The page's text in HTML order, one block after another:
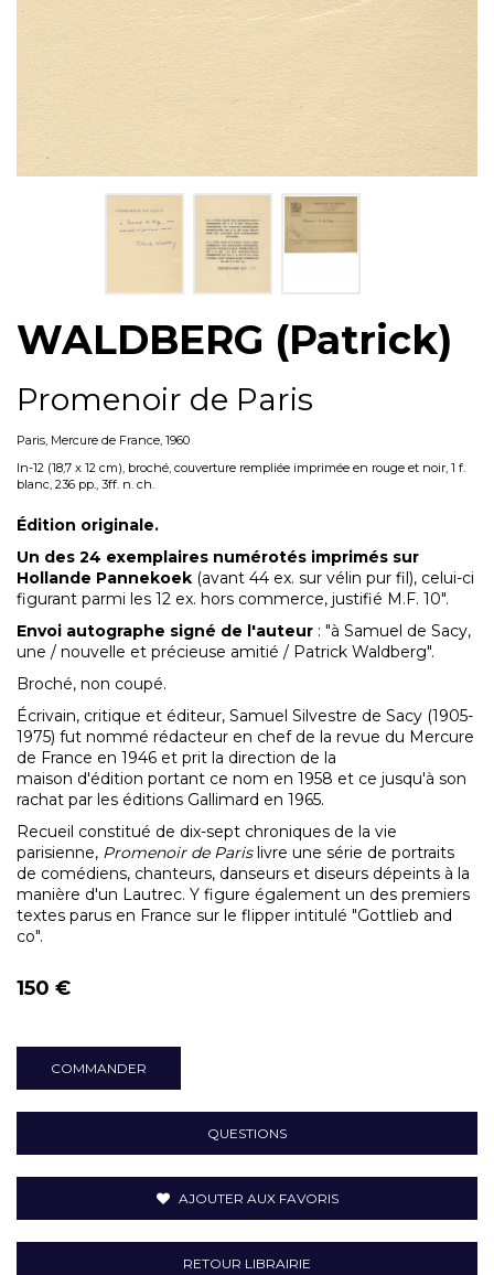
WALDBERG (Patrick)
Promenoir de Paris
Paris, Mercure de France, 1960
In-12 (18,7 x 12 cm), broché, couverture rempliée imprimée en rouge et noir, 1 f.
blanc, 236 pp., 3ff. n. ch.
Édition originale.
Un des 24 exemplaires numérotés imprimés sur
Hollande Pannekoek (avant 44 ex. sur vélin pur fil), celui-ci
figurant parmi les 12 ex. hors commerce, justifié M.F. 10".
Envoi autographe signé de l'auteur : "à Samuel de Sacy,
une / nouvelle et précieuse amitié / Patrick Waldberg".
Broché, non coupé.
Écrivain, critique et éditeur, Samuel Silvestre de Sacy (1905-
1975) fut nommé rédacteur en chef de la revue du Mercure
de France en 1946 et prit la direction de la
maison d'édition portant ce nom en 1958 et ce jusqu'à son
rachat par les éditions Gallimard en 1965.
Recueil constitué de dix-sept chroniques de la vie
parisienne, Promenoir de Parislivre une série de portraits
de comédiens, chanteurs, danseurs et diseurs dépeints à la
manière d'un Lautrec. Y figure également un des premiers
textes parus en France sur le flipper intitulé "Gottlieb and
co".
150 €
COMMANDER
QUESTIONS
AJOUTER AUX FAVORIS
RETOUR LIBRAIRIE